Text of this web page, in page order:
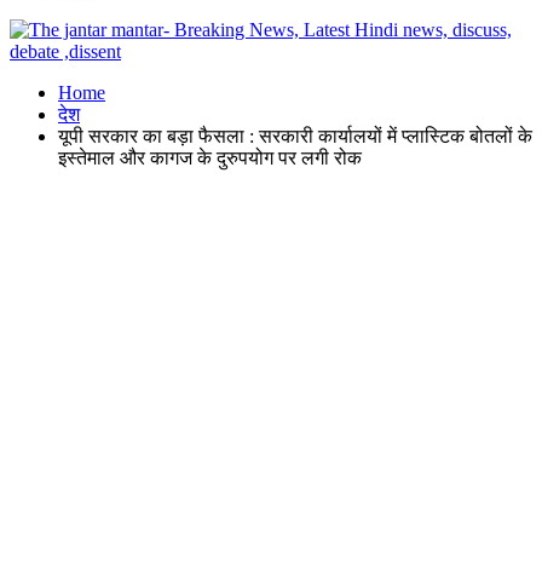
Home
देश
यूपी सरकार का बड़ा फैसला : सरकारी कार्यालयों में प्लास्टिक बोतलों के
इस्तेमाल और कागज के दुरुपयोग पर लगी रोक